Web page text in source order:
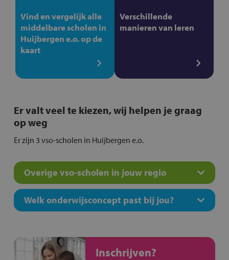
Vind en vergelijk alle
middelbare scholen in
Huijbergen e.o. op de
kaart
Verschillende
manieren van leren
Er valt veel te kiezen, wij helpen je graag
op weg
Er zijn 3 vso-scholen in Huijbergen e.o.
Overige vso-scholen in jouw regio
Welk onderwijsconcept past bij jou?
Inschrijven?